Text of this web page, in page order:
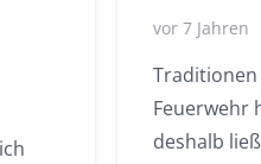
vor 7 Jahren
Feuerwehr
deshalb